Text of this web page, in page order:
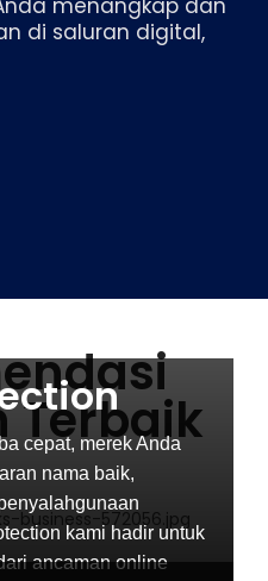
menangkap dan
di saluran digital,
Terbaik
cepat, merek Anda
nama baik,
kami hadir untuk
ancaman online